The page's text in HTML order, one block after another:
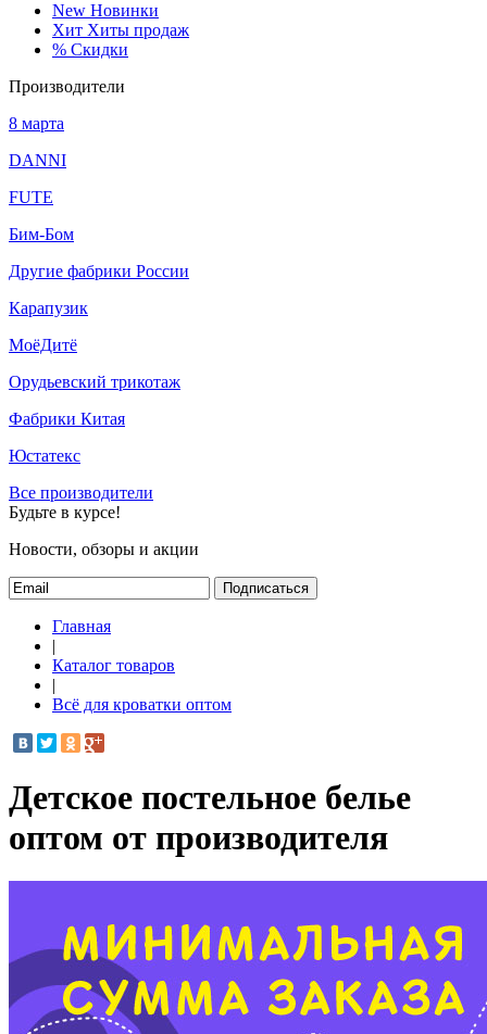
New Новинки
Хит Хиты продаж
% Скидки
Производители
8 марта
DANNI
FUTE
Бим-Бом
Другие фабрики России
Карапузик
МоёДитё
Орудьевский трикотаж
Фабрики Китая
Юстатекс
Все производители
Будьте в курсе!
Новости, обзоры и акции
Подписаться
Главная
|
Каталог товаров
|
Всё для кроватки оптом
Детское постельное белье
оптом от производителя